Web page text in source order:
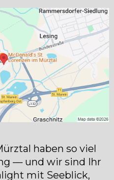
haben so viel
— und wir sind Ihr
mit Seeblick,